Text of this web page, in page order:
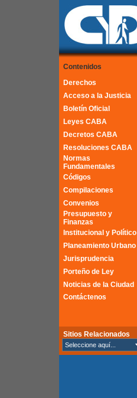
Contenidos
Derechos
Acceso a la Justicia
Boletín Oficial
Leyes CABA
Decretos CABA
Resoluciones CABA
Normas
Fundamentales
Códigos
Compilaciones
Convenios
Presupuesto y
Finanzas
Institucional y Político
Planeamiento Urbano
Jurisprudencia
Porteño de Ley
Noticias de la Ciudad
Contáctenos
Sitios Relacionados